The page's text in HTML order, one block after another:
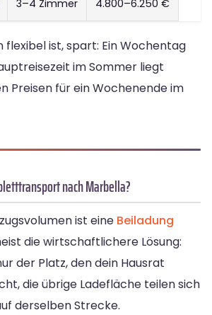
3–4 Zimmer 4.800–6.250 €
flexibel ist, spart: Ein Wochentag
im Sommer liegt
Preisen für ein Wochenende im
nach Marbella?
ist eine Beiladung
die wirtschaftlichere Lösung:
der Platz, den dein Hausrat
die übrige Ladefläche teilen sich
derselben Strecke.